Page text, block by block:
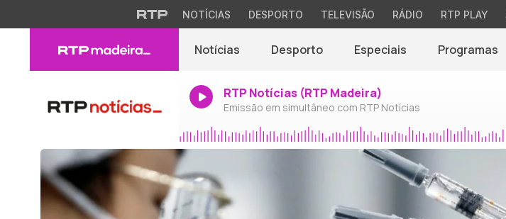
NOTÍCIAS DESPORTO TELEVISÃO RÁDIO RTP PLAY
Notícias Desporto Especiais Programas
RTP Notícias (RTP Madeira)
Emissão em simultâneo com RTP Notícias